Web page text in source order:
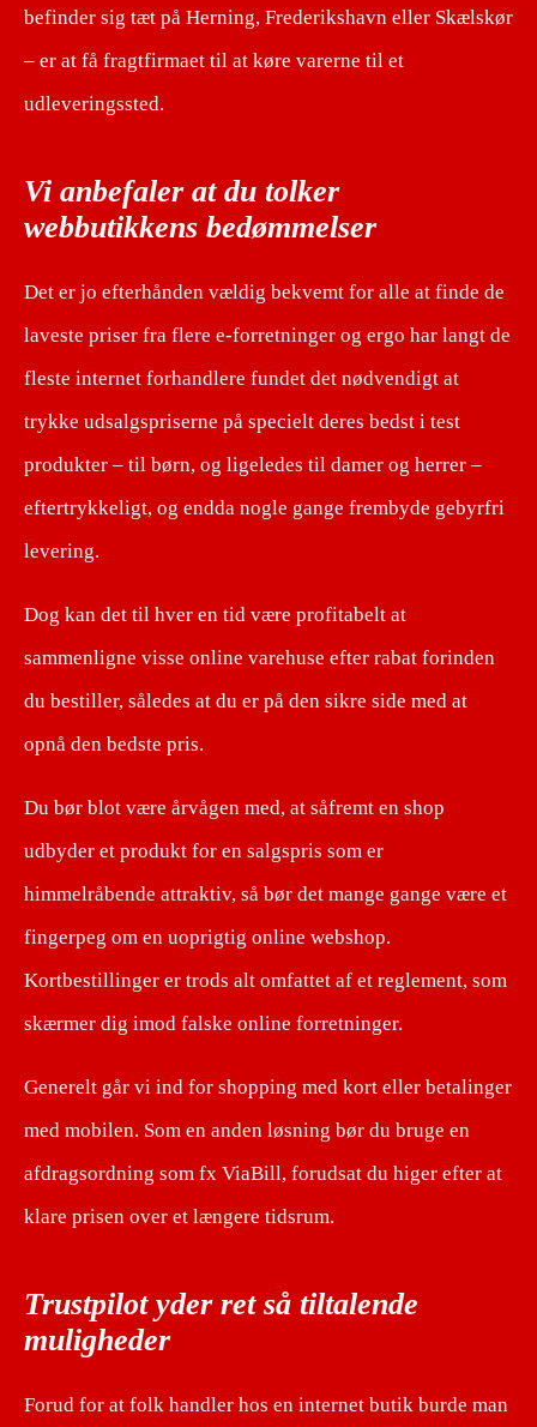
befinder sig tæt på Herning, Frederikshavn eller Skælskør
– er at få fragtfirmaet til at køre varerne til et
udleveringssted.
Vi anbefaler at du tolker
webbutikkens bedømmelser
Det er jo efterhånden vældig bekvemt for alle at finde de
laveste priser fra flere e-forretninger og ergo har langt de
fleste internet forhandlere fundet det nødvendigt at
trykke udsalgspriserne på specielt deres bedst i test
produkter – til børn, og ligeledes til damer og herrer –
eftertrykkeligt, og endda nogle gange frembyde gebyrfri
levering.
Dog kan det til hver en tid være profitabelt at
sammenligne visse online varehuse efter rabat forinden
du bestiller, således at du er på den sikre side med at
opnå den bedste pris.
Du bør blot være årvågen med, at såfremt en shop
udbyder et produkt for en salgspris som er
himmelråbende attraktiv, så bør det mange gange være et
fingerpeg om en uoprigtig online webshop.
Kortbestillinger er trods alt omfattet af et reglement, som
skærmer dig imod falske online forretninger.
Generelt går vi ind for shopping med kort eller betalinger
med mobilen. Som en anden løsning bør du bruge en
afdragsordning som fx ViaBill, forudsat du higer efter at
klare prisen over et længere tidsrum.
Trustpilot yder ret så tiltalende
muligheder
Forud for at folk handler hos en internet butik burde man